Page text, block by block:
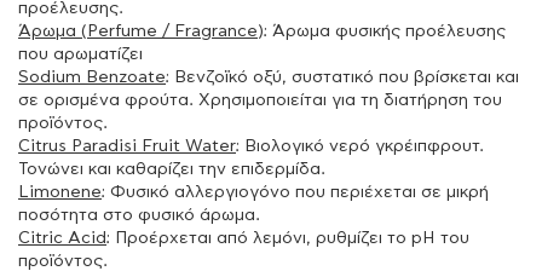
προέλευσης.
Άρωμα (Perfume / Fragrance): Άρωμα φυσικής προέλευσης
που αρωματίζει
Sodium Benzoate: Βενζοϊκό οξύ, συστατικό που βρίσκεται και
σε ορισμένα φρούτα. Χρησιμοποιείται για τη διατήρηση του
προϊόντος.
Citrus Paradisi Fruit Water: Βιολογικό νερό γκρέιπφρουτ.
Τονώνει και καθαρίζει την επιδερμίδα.
Limonene: Φυσικό αλλεργιογόνο που περιέχεται σε μικρή
ποσότητα στο φυσικό άρωμα.
Citric Acid: Προέρχεται από λεμόνι, ρυθμίζει το pH του
προϊόντος.